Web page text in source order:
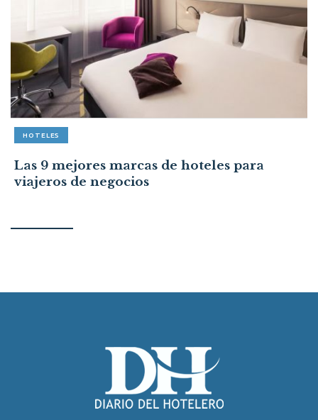
HOTELES
Las 9 mejores marcas de hoteles para
viajeros de negocios